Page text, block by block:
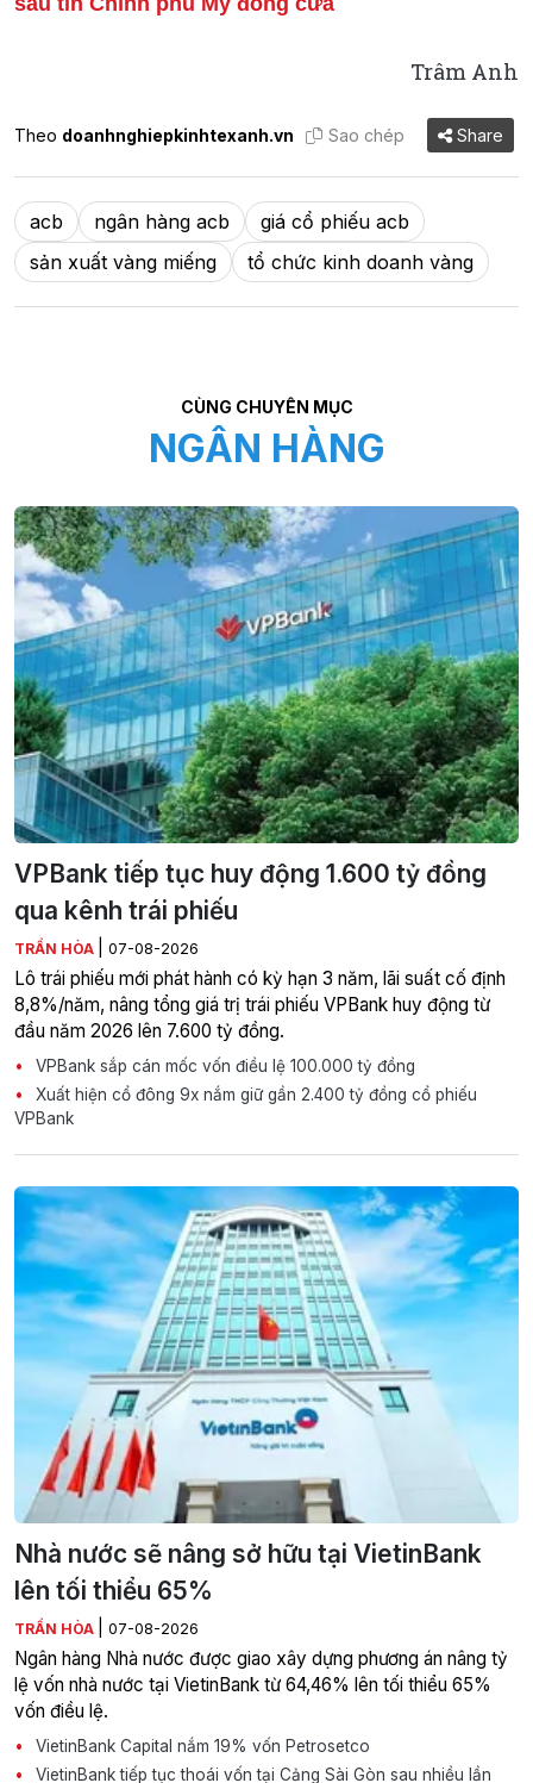
Trâm Anh
Theo doanhnghiepkinhtexanh.vn Sao chép Share
acb ngân hàng acb
giá cổ phiếu acb
sản xuất vàng miếng
tổ chức kinh doanh vàng
CÙNG CHUYÊN MỤC
NGÂN HÀNG
VPBank tiếp tục huy động 1.600 tỷ đồng
qua kênh trái phiếu
TRẦN HÒA 07-08-2026
Lô trái phiếu mới phát hành có kỳ hạn 3 năm, lãi suất cố định
8,8%/năm, nâng tổng giá trị trái phiếu VPBank huy động từ
đầu năm 2026 lên 7.600 tỷ đồng.
VPBank sắp cán mốc vốn điều lệ 100.000 tỷ đồng
Xuất hiện cổ đông 9x nắm giữ gần 2.400 tỷ đồng cổ phiếu
VPBank
Nhà nước sẽ nâng sở hữu tại VietinBank
lên tối thiểu 65%
TRẦN HÒA 07-08-2026
Ngân hàng Nhà nước được giao xây dựng phương án nâng tỷ
lệ vốn nhà nước tại VietinBank từ 64,46% lên tối thiểu 65%
vốn điều lệ.
VietinBank Capital nắm 19% vốn Petrosetco
VietinBank tiếp tục thoái vốn tại Cảng Sài Gòn sau nhiều lần